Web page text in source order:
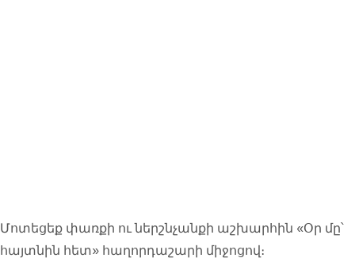
Մոտեցեք փառքի ու ներշնչանքի աշխարհին «Օր մը՝
հայտնին հետ» հաղորդաշարի միջոցով։